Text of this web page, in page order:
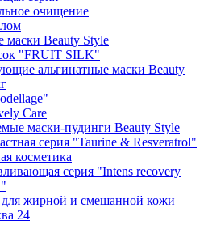
очищение
маски Beauty Style
"FRUIT SILK"
альгинатные маски Beauty
Care
маски-пудинги Beauty Style
серия "Taurine & Resveratrol"
косметика
серия "Intens recovery
для жирной и смешанной кожи
24